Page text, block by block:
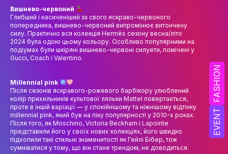
EVENT
FASHION
АКАДЕМІЧНА МОБІЛЬНІСТЬ
СПІВПРАЦЯ
КАФЕДРА ФЕШН ТА ШОУ-БІЗНЕСУ
МЕТА, ЗАВДАННЯ ТА ІСТОРІЯ КАФЕДРИ
ВИКЛАДАЦЬКИЙ СКЛАД
ОСВІТНЯ ДІЯЛЬНІСТЬ
ОСВІТНІ ПРОГРАМИ
ПРАКТИКА
Вишнево-червоний
Глибший і насиченіший за свого яскраво-червоного
попередника, вишнево-червоний випромінює витончену
силу. Практично вся колекція Hermès сезону весна/літо
2024 була одою цьому кольору. Особливо популярними на
подіумах були шкіряні вишнево-червоні силуети, помічені у
Gucci, Coach і Valentino.
Millennial pink
Після сезонів яскравого-рожевого барбікору улюблений
колір прихильників культової ляльки Mattel повертається,
проте в іншій варіації — у спокійнішому та ніжнішому відтінку
millennial pink, який був на піку популярності у 2010-х роках.
Після того, як Moschino, Victoria Beckham і Lapointe
представили його у своїх нових колекціях, його швидко
підхопили такі стильні знаменитості як Гейлі Бібер, тож
сумніватися у тому, що він стане трендом, не доводиться.